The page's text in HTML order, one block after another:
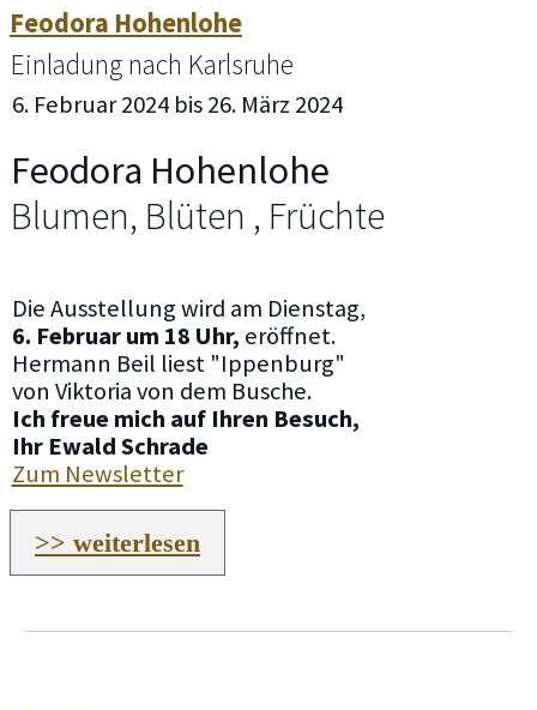
Feodora Hohenlohe
Einladung nach Karlsruhe
6. Februar 2024 bis 26. März 2024
Feodora Hohenlohe
Blumen, Blüten , Früchte
Die Ausstellung wird am Dienstag,
6. Februar um 18 Uhr, eröffnet.
Hermann Beil liest "Ippenburg"
von Viktoria von dem Busche.
Ich freue mich auf Ihren Besuch,
Ihr Ewald Schrade
Zum Newsletter
>> weiterlesen